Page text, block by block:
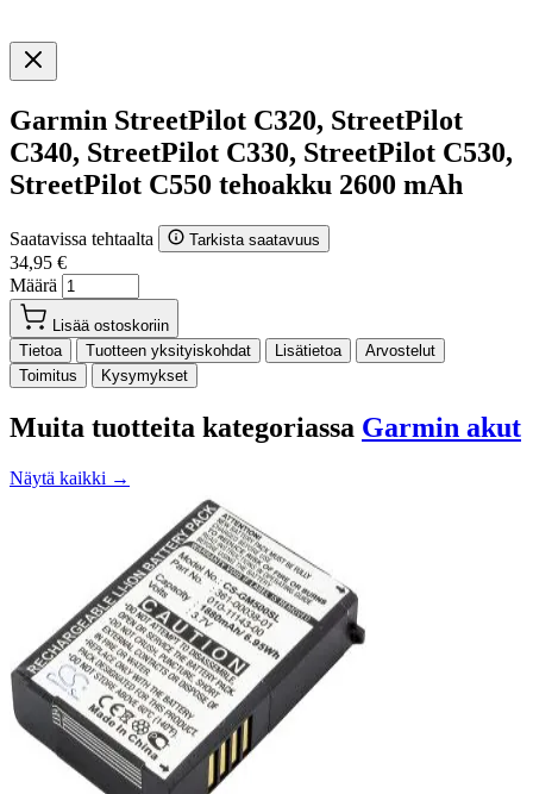
Garmin StreetPilot C320, StreetPilot
C340, StreetPilot C330, StreetPilot C530,
StreetPilot C550 tehoakku 2600 mAh
Saatavissa tehtaalta Tarkista saatavuus
34,95 €
Määrä
Lisää ostoskoriin
Tietoa
Tuotteen yksityiskohdat Lisätietoa
Arvostelut
Toimitus
Kysymykset
Muita tuotteita kategoriassa Garmin akut
Näytä kaikki →